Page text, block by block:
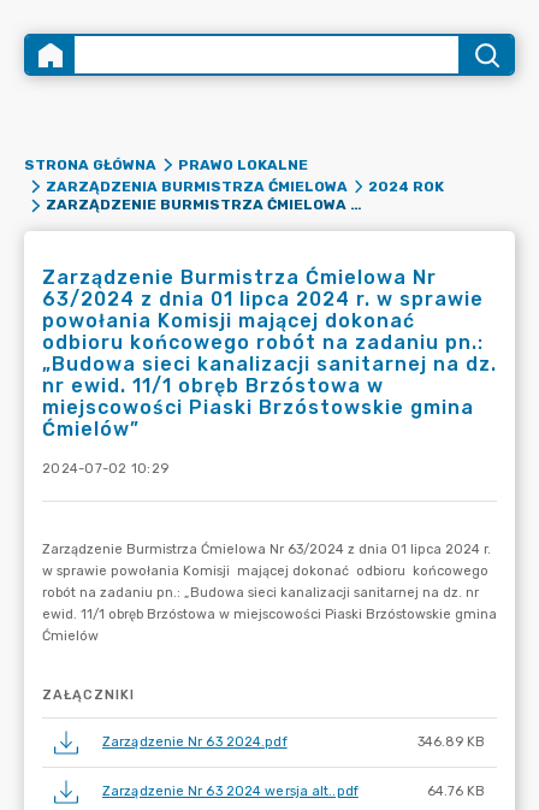
STRONA GŁÓWNA
PRAWO LOKALNE
ZARZĄDZENIA BURMISTRZA ĆMIELOWA
2024 ROK
ZARZĄDZENIE BURMISTRZA ĆMIELOWA NR 63/2024 Z DNIA 01 LIPCA 2024 R. W SPRAWIE POWOŁANIA KOMISJI MAJĄCEJ DOKONAĆ ODBIORU KOŃCOWEGO ROBÓT NA ZADANIU PN.: „BUDOWA SIECI KANALIZACJI SANITARNEJ NA DZ. NR EWID. 11/1 OBRĘB BRZÓSTOWA W MIEJSCOWOŚCI PIASKI BRZÓSTOWSKIE GMINA ĆMIELÓW”
Zarządzenie Burmistrza Ćmielowa Nr
63/2024 z dnia 01 lipca 2024 r. w sprawie
powołania Komisji mającej dokonać
odbioru końcowego robót na zadaniu pn.:
„Budowa sieci kanalizacji sanitarnej na dz.
nr ewid. 11/1 obręb Brzóstowa w
miejscowości Piaski Brzóstowskie gmina
Ćmielów”
2024-07-02 10:29
ZAŁĄCZNIKI
Zarządzenie Nr 63 2024.pdf 346.89 KB
Zarządzenie Nr 63 2024 wersja alt..pdf 64.76 KB